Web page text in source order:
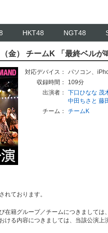
HKT48 NGT48
金） チームK 「最終ベルが
対応デバイス： パソコン、
収録時間：
109分
出演者：
下口ひなな 茂
中田ちさと 藤
チーム：
チームK
れております。
在籍グループ／チームにつきましては
ける内容につきましては、当該公演上